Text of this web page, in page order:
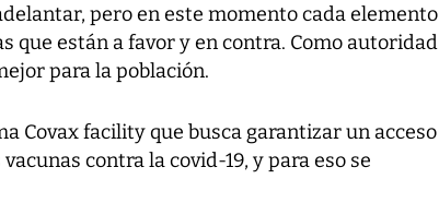
pero en este momento cada elemento
que están a favor y en contra. Como autoridad
para la población.
Covax facility que busca garantizar un acceso
contra la covid-19, y para eso se